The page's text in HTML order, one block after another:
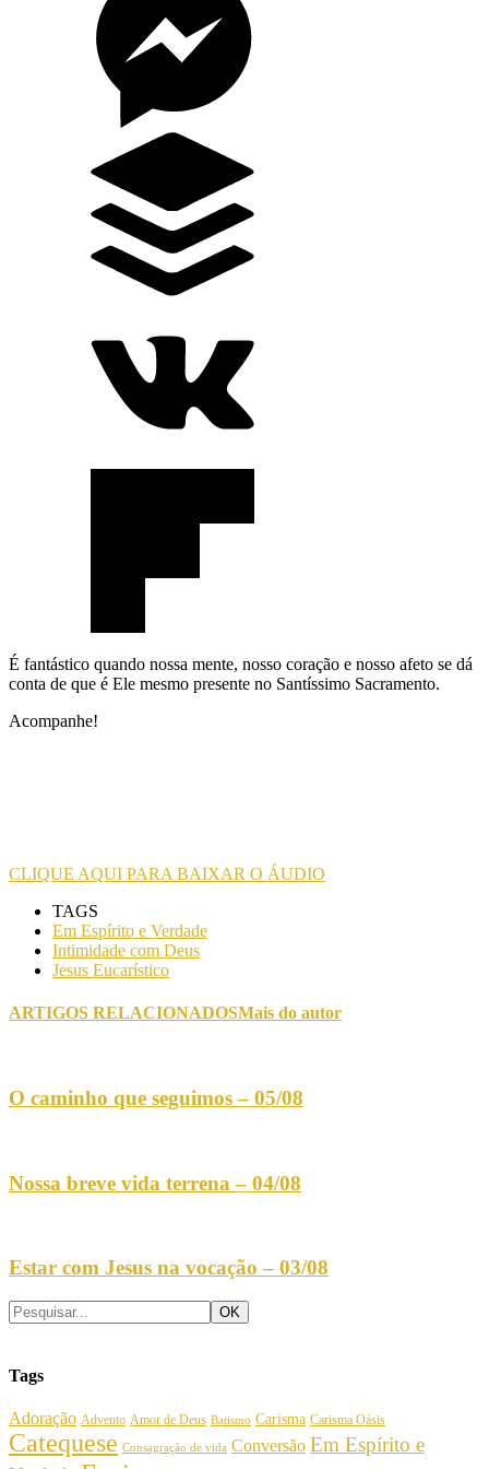
É fantástico quando nossa mente, nosso coração e nosso afeto se dá
conta de que é Ele mesmo presente no Santíssimo Sacramento.
Acompanhe!
CLIQUE AQUI PARA BAIXAR O ÁUDIO
TAGS
Em Espírito e Verdade
Intimidade com Deus
Jesus Eucarístico
ARTIGOS RELACIONADOSMais do autor
O caminho que seguimos – 05/08
Nossa breve vida terrena – 04/08
Estar com Jesus na vocação – 03/08
Tags
Adoração Advento Amor de Deus Batismo Carisma Carisma Oásis
Catequese Consagração de vida Conversão Em Espírito e